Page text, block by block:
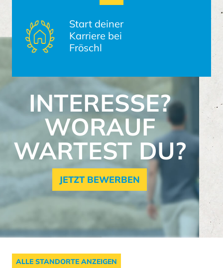
Start deiner
Karriere bei
Fröschl
INTERESSE?
WORAUF
WARTEST DU?
JETZT BEWERBEN
ALLE STANDORTE ANZEIGEN